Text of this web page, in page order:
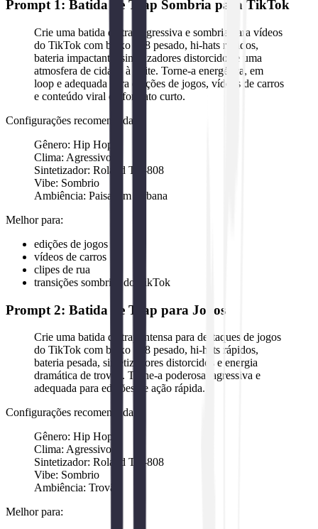
Prompt 1: Batida de Trap Sombria para TikTok
Crie uma batida de trap agressiva e sombria para vídeos
do TikTok com baixo 808 pesado, hi-hats rápidos,
bateria impactante, sintetizadores distorcidos e uma
atmosfera de cidade à noite. Torne-a energética, em
loop e adequada para edições de jogos, vídeos de carros
e conteúdo viral de formato curto.
Configurações recomendadas:
Gênero: Hip Hop
Clima: Agressivo
Sintetizador: Roland TR-808
Vibe: Sombrio
Ambiência: Paisagem Urbana
Melhor para:
edições de jogos
vídeos de carros
clipes de rua
transições sombrias do TikTok
Prompt 2: Batida de Trap para Jogos
Crie uma batida de trap intensa para destaques de jogos
do TikTok com baixo 808 pesado, hi-hats rápidos,
bateria pesada, sintetizadores distorcidos e energia
dramática de trovão. Torne-a poderosa, agressiva e
adequada para edições de ação rápida.
Configurações recomendadas:
Gênero: Hip Hop
Clima: Agressivo
Sintetizador: Roland TR-808
Vibe: Sombrio
Ambiência: Trovão
Melhor para: